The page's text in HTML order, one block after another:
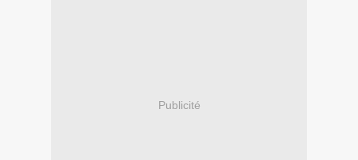
Publicité